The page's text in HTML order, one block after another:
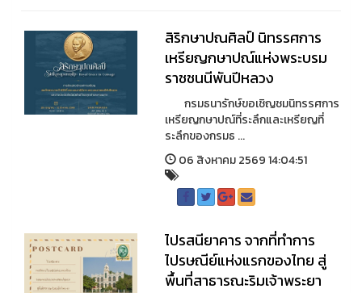
สิริกษาปณศิลป์ นิทรรศการ
เหรียญกษาปณ์แห่งพระบรม
ราชชนนีพันปีหลวง
กรมธนารักษ์ขอเชิญชมนิทรรศการ
เหรียญกษาปณ์ที่ระลึกและเหรียญที่
ระลึกของกรมธ ...
06 สิงหาคม 2569 14:04:51
ไปรสนียาคาร จากที่ทำการ
ไปรษณีย์แห่งแรกของไทย สู่
พื้นที่สาธารณะริมเจ้าพระยา